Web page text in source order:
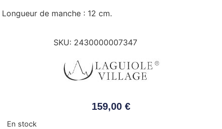
Longueur de manche : 12 cm.
SKU: 2430000007347
159,00 €
En stock